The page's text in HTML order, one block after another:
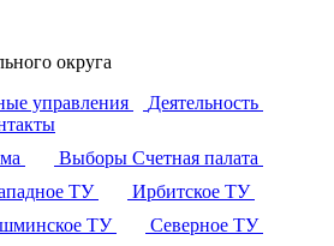
округа
управления
Деятельность
Выборы Счетная палата
ТУ
Ирбитское ТУ
ТУ
Северное ТУ